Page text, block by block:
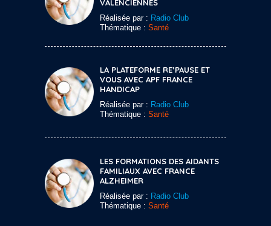
VALENCIENNES
Réalisée par : Radio Club
Thématique : Santé
LA PLATEFORME RE’PAUSE ET
VOUS AVEC APF FRANCE
HANDICAP
Réalisée par : Radio Club
Thématique : Santé
LES FORMATIONS DES AIDANTS
FAMILIAUX AVEC FRANCE
ALZHEIMER
Réalisée par : Radio Club
Thématique : Santé